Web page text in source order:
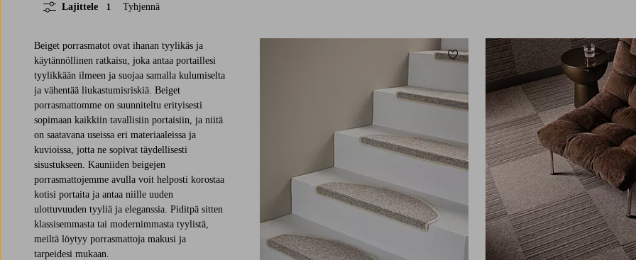
Lajittele 1 Tyhjennä
Beiget porrasmatot ovat ihanan tyylikäs ja
käytännöllinen ratkaisu, joka antaa portaillesi
tyylikkään ilmeen ja suojaa samalla kulumiselta
ja vähentää liukastumisriskiä. Beiget
porrasmattomme on suunniteltu erityisesti
sopimaan kaikkiin tavallisiin portaisiin, ja niitä
on saatavana useissa eri materiaaleissa ja
kuvioissa, jotta ne sopivat täydellisesti
sisustukseen. Kauniiden beigejen
porrasmattojemme avulla voit helposti korostaa
kotisi portaita ja antaa niille uuden
ulottuvuuden tyyliä ja eleganssia. Piditpä sitten
klassisemmasta tai modernimmasta tyylistä,
meiltä löytyy porrasmattoja makusi ja
tarpeidesi mukaan.
Lisää suosikkeihin